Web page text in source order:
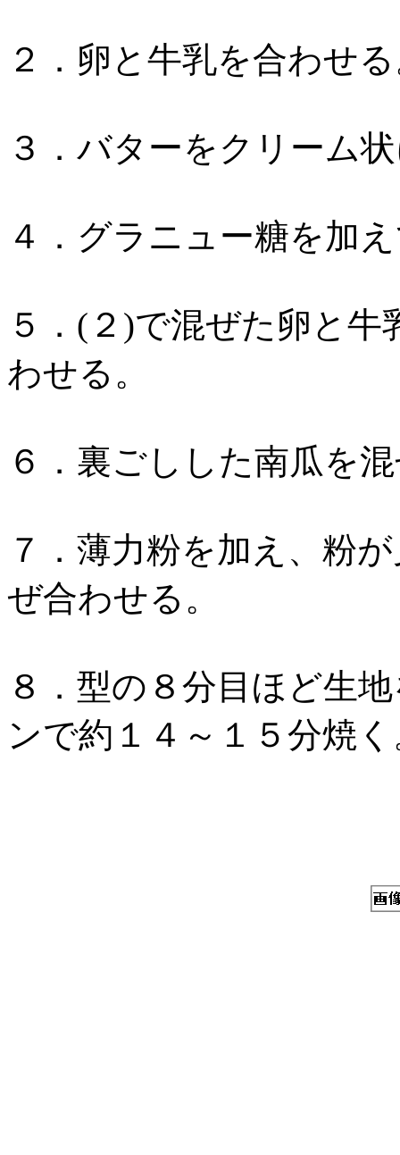
２．卵と牛乳を合わせ
３．バターをクリーム
４．グラニュー糖を加
５．(２)で混ぜた卵と
わせる。
６．裏ごしした南瓜を
７．薄力粉を加え、粉
ぜ合わせる。
８．型の８分目ほど生
ンで約１４～１５分焼